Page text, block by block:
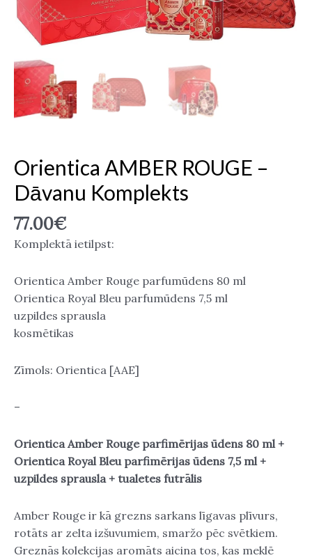
Orientica AMBER ROUGE –
Dāvanu Komplekts
77.00€
Komplektā ietilpst:
Orientica Amber Rouge parfumūdens 80 ml
Orientica Royal Bleu parfumūdens 7,5 ml
uzpildes sprausla
kosmētikas
Zīmols: Orientica [AAE]
–
Orientica Amber Rouge parfimērijas ūdens 80 ml +
Orientica Royal Bleu parfimērijas ūdens 7,5 ml +
uzpildes sprausla + tualetes futrālis
Amber Rouge ir kā grezns sarkans līgavas plīvurs,
rotāts ar zelta izšuvumiem, smaržo pēc svētkiem.
Greznās kolekcijas aromāts aicina tos, kas meklē